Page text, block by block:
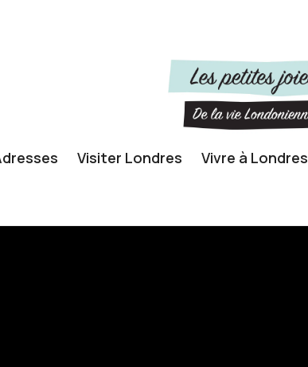
Visiter Londres Vivre à Londres